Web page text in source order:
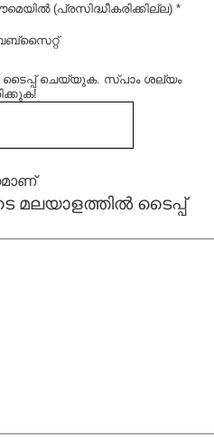
(പ്രസിദ്ധീകരിക്കില്ല) *
ടൈപ്പ്‌ ചെയ്യുക. സ്പാം ശല്യം
മലയാളത്തില്‍ ടൈപ്പ്